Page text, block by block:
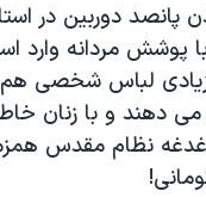
پانصد دوربین در
پوشش مردانه وارد
لباس شخصی هم
دهند و با زنان
نظام مقدس